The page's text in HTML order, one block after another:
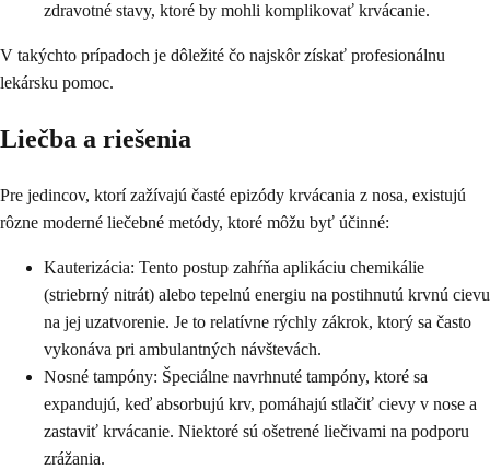
zdravotné stavy, ktoré by mohli komplikovať krvácanie.
V takýchto prípadoch je dôležité čo najskôr získať profesionálnu
lekársku pomoc.
Liečba a riešenia
Pre jedincov, ktorí zažívajú časté epizódy krvácania z nosa, existujú
rôzne moderné liečebné metódy, ktoré môžu byť účinné:
Kauterizácia: Tento postup zahŕňa aplikáciu chemikálie
(striebrný nitrát) alebo tepelnú energiu na postihnutú krvnú cievu
na jej uzatvorenie. Je to relatívne rýchly zákrok, ktorý sa často
vykonáva pri ambulantných návštevách.
Nosné tampóny: Špeciálne navrhnuté tampóny, ktoré sa
expandujú, keď absorbujú krv, pomáhajú stlačiť cievy v nose a
zastaviť krvácanie. Niektoré sú ošetrené liečivami na podporu
zrážania.